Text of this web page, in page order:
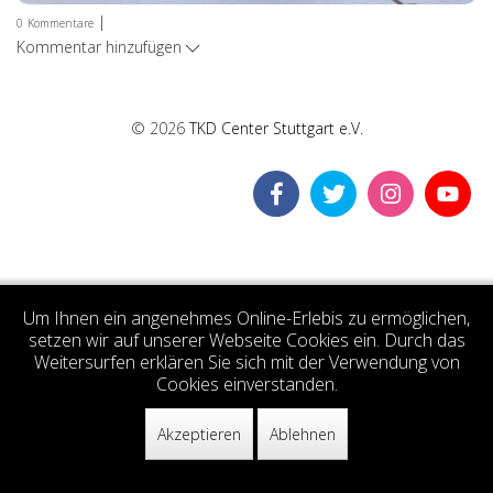
0 Kommentare |
Kommentar hinzufügen
© 2026TKD Center Stuttgart e.V.
Um Ihnen ein angenehmes Online-Erlebis zu ermöglichen,
setzen wir auf unserer Webseite Cookies ein. Durch das
Weitersurfen erklären Sie sich mit der Verwendung von
Cookies einverstanden.
Akzeptieren Ablehnen